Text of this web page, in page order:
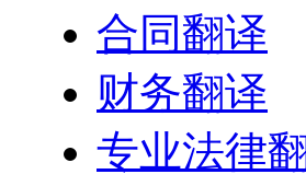
合同翻译
财务翻译
专业法律